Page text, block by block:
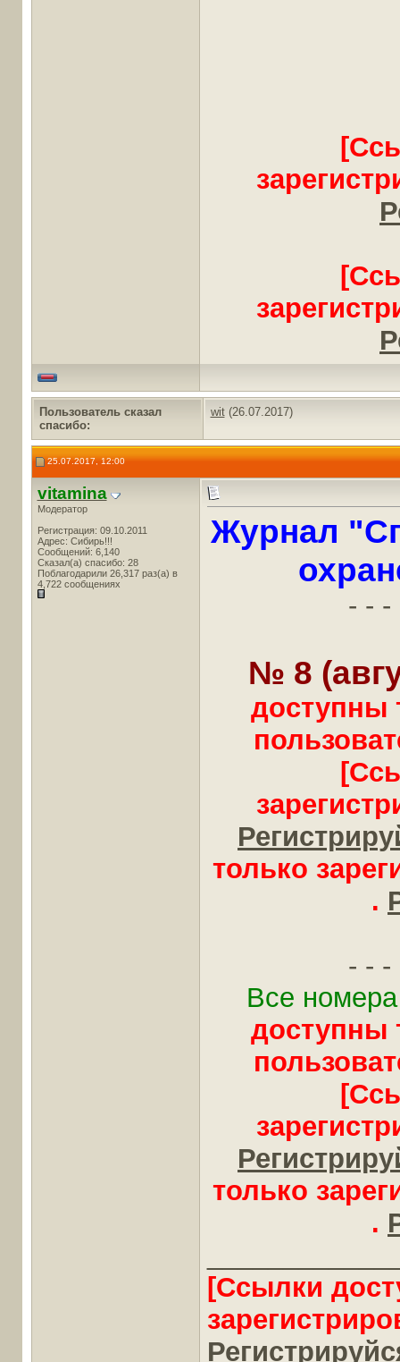
Пользователь сказал
cпасибо:
wit(26.07.2017)
25.07.2017, 12:00
vitamina
Модератор
Регистрация: 09.10.2011
Адрес: Сибирь!!!
Сообщений: 6,140
Сказал(а) спасибо: 28
Поблагодарили 26,317 раз(а) в
4,722 сообщениях
Журнал
- - -
№ 8
доступны
только
.
- - -
Все
доступны
только
.
[Ссылки